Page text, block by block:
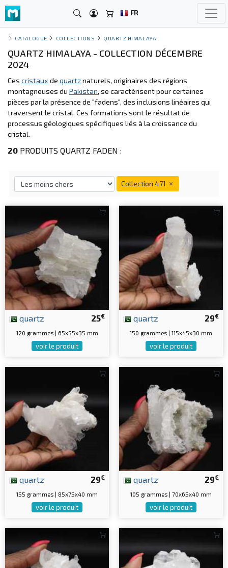
FR
CATALOGUE COLLECTIONS QUARTZ HIMALAYA
QUARTZ HIMALAYA - COLLECTION DÉCEMBRE
2024
Ces cristaux de quartznaturels, originaires des régions
montagneuses du Pakistan, se caractérisent pour certaines
pièces par la présence de "fadens", des inclusions linéaires qui
traversent le cristal. Ces formations sont le résultat de
processus géologiques spécifiques liés à la croissance du
cristal.
20 PRODUITS QUARTZ FADEN :
Collection 471
25€
quartz
120 grammes | 65x55x35 mm
voir le produit
29€
quartz
150 grammes | 115x45x30 mm
voir le produit
29€
quartz
155 grammes | 85x75x40 mm
voir le produit
29€
quartz
105 grammes | 70x65x40 mm
voir le produit